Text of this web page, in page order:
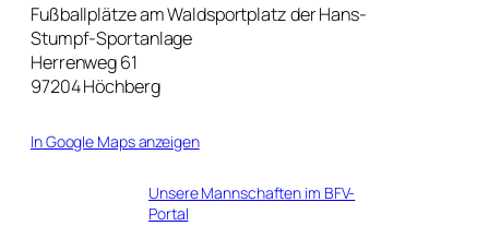
Fußballplätze am Waldsportplatz der Hans-
Stumpf-Sportanlage
Herrenweg 61
97204 Höchberg
In Google Maps anzeigen
Unsere Mannschaften im BFV-
Portal